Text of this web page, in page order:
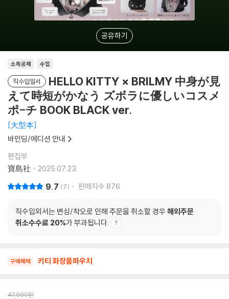
공유하기
소득공제 수입
직수입일서
HELLO KITTY × BRILMY 中身が見
えて時短がかなう ズボラに優しいコスメ
ポ-チ BOOK BLACK ver.
大型本
바인딩/에디션 안내
편집부
寶島社
2025.07.23.
9.7 7 판매지수 876
직수입외서는 변심/착오로 인해 주문을 취소할 경우 해외주문
취소수수료 20%가 부과됩니다.
구매혜택 키티 화장품파우치
47,990원